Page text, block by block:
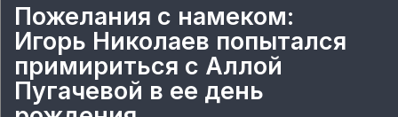
Пожелания с намеком:
Игорь Николаев попытался
примириться с Аллой
Пугачевой в ее день